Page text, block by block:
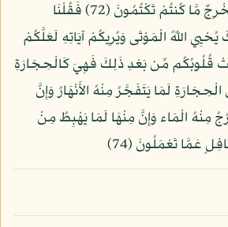
فَادَّارَأْتُمْ فِيهَا وَاللّهُ مُخْرِجٌ مَّا كُنتُمْ تَكْتُمُونَ (72) فَقُلْنَا
اللّهُ الْمَوْتَى وَيُرِيكُمْ آيَاتِهِ لَعَلَّكُمْ
ثُمَّ قَسَتْ قُلُوبُكُم مِّن بَعْدِ ذَلِكَ فَهِيَ كَالْحِجَارَةِ
لَمَا يَتَفَجَّرُ مِنْهُ الأَنْهَارُ وَإِنَّ
مِنْهُ الْمَاء وَإِنَّ مِنْهَا لَمَا يَهْبِطُ مِنْ
عَمَّا تَعْمَلُونَ (74)